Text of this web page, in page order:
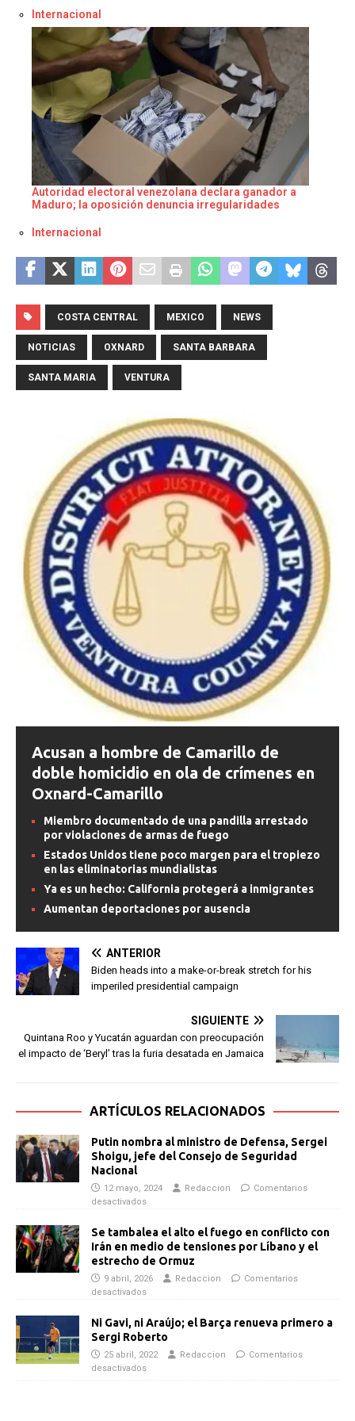
Respecto a
Internacional
Autoridad electoral venezolana declara ganador a
Maduro; la oposición denuncia irregularidades
Respecto a
Internacional
COSTA CENTRAL MEXICO NEWS
NOTICIAS OXNARD SANTA BARBARA
SANTA MARIA VENTURA
Acusan a hombre de Camarillo de
doble homicidio en ola de crímenes en
Oxnard-Camarillo
Miembro documentado de una pandilla arrestado
por violaciones de armas de fuego
Estados Unidos tiene poco margen para el tropiezo
en las eliminatorias mundialistas
Ya es un hecho: California protegerá a inmigrantes
Aumentan deportaciones por ausencia
ANTERIOR
Biden heads into a make-or-break stretch for his
imperiled presidential campaign
SIGUIENTE
Quintana Roo y Yucatán aguardan con preocupación
el impacto de ‘Beryl’ tras la furia desatada en Jamaica
ARTÍCULOS RELACIONADOS
Putin nombra al ministro de Defensa, Sergei
Shoigu, jefe del Consejo de Seguridad
Nacional
12 mayo, 2024 Redaccion
Comentarios
desactivados
Se tambalea el alto el fuego en conflicto con
Irán en medio de tensiones por Líbano y el
estrecho de Ormuz
9 abril, 2026 Redaccion
Comentarios
desactivados
Ni Gavi, ni Araújo; el Barça renueva primero a
Sergi Roberto
25 abril, 2022 Redaccion
Comentarios
desactivados